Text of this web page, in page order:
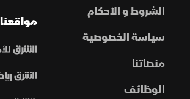
الشروط و الأحكام
سياسة الخصوصية
منصاتنا
الوظائف
مواقعنا